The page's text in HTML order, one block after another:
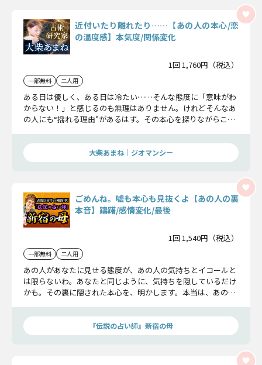
近付いたり離れたり……【あの人の本心/恋
の温度感】本気度/関係変化
1回 1,760円（税込）
一部無料 二人用
ある日は優しく、ある日は冷たい……そんな態度に「意味がわ
からない！」と感じるのも無理はありません。けれどそんなあ
の人にも“揺れる理由”があるはず。その本心を探りながらこの
大柴あまね｜ジオマンシー
ごめんね。嘘も本心も見抜くよ【あの人の裏
本音】躊躇/感情変化/最後
1回 1,540円（税込）
一部無料 二人用
あの人があなたに見せる態度が、あの人の気持ちとイコールと
は限らないわ。あなたと同じように、気持ちを隠しているだけ
かも。その裏に隠された本心を、明かします。本当は、あの人
『伝説の占い師』新宿の母